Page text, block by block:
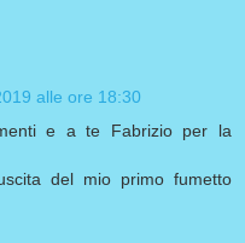
alle ore 18:30
e a te Fabrizio per la
del mio primo fumetto